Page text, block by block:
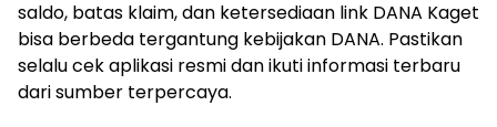
saldo, batas klaim, dan ketersediaan link DANA Kaget
bisa berbeda tergantung kebijakan DANA. Pastikan
selalu cek aplikasi resmi dan ikuti informasi terbaru
dari sumber terpercaya.